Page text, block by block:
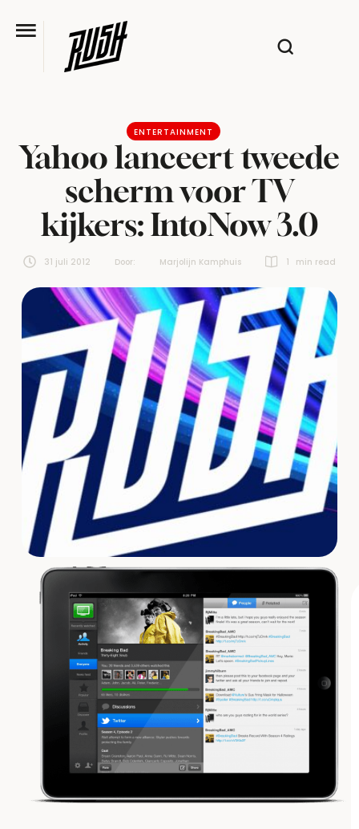
ENTERTAINMENT
Yahoo lanceert tweede
scherm voor TV
kijkers: IntoNow 3.0
31 juli 2012 Door: Marjolijn Kamphuis 1 min read